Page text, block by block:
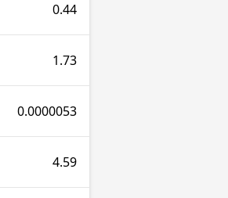
0.44
1.73
0.0000053
4.59